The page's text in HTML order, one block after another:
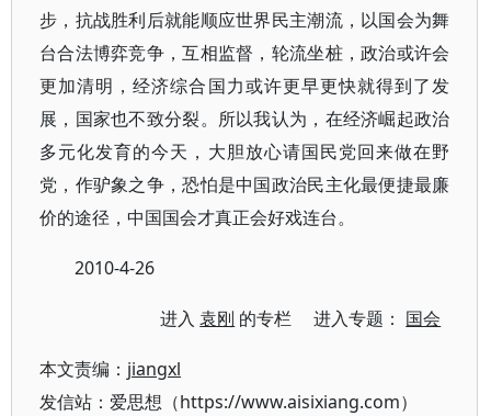
步，抗战胜利后就能顺应世界民主潮流，以国会为舞
台合法博弈竞争，互相监督，轮流坐桩，政治或许会
更加清明，经济综合国力或许更早更快就得到了发
展，国家也不致分裂。所以我认为，在经济崛起政治
多元化发育的今天，大胆放心请国民党回来做在野
党，作驴象之争，恐怕是中国政治民主化最便捷最廉
价的途径，中国国会才真正会好戏连台。
2010-4-26
进入袁刚 的专栏 进入专题： 国会
本文责编： jiangxl
发信站：爱思想（https://www.aisixiang.com）